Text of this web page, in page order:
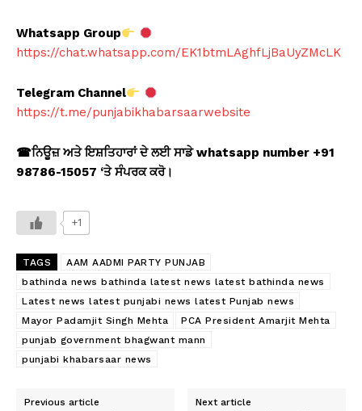
Whatsapp Group
https://chat.whatsapp.com/EK1btmLAghfLjBaUyZMcLK
Telegram Channel
https://t.me/punjabikhabarsaarwebsite
☎ਨਿਊਜ਼ ਅਤੇ ਇਸ਼ਤਿਹਾਰਾਂ ਦੇ ਲਈ ਸਾਡੇ whatsapp number +91
98786-15057 ‘ਤੇ ਸੰਪਰਕ ਕਰੋ।
+1
TAGS
AAM AADMI PARTY PUNJAB
bathinda news bathinda latest news latest bathinda news
Latest news latest punjabi news latest Punjab news
Mayor Padamjit Singh Mehta
PCA President Amarjit Mehta
punjab government bhagwant mann
punjabi khabarsaar news
Previous article Next article